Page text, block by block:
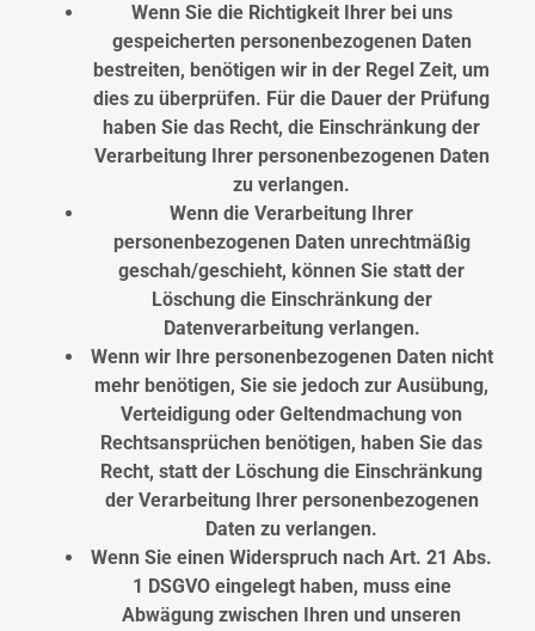
Wenn Sie die Richtigkeit Ihrer bei uns
gespeicherten personenbezogenen Daten
bestreiten, benötigen wir in der Regel Zeit, um
dies zu überprüfen. Für die Dauer der Prüfung
haben Sie das Recht, die Einschränkung der
Verarbeitung Ihrer personenbezogenen Daten
zu verlangen.
Wenn die Verarbeitung Ihrer
personenbezogenen Daten unrechtmäßig
geschah/geschieht, können Sie statt der
Löschung die Einschränkung der
Datenverarbeitung verlangen.
Wenn wir Ihre personenbezogenen Daten nicht
mehr benötigen, Sie sie jedoch zur Ausübung,
Verteidigung oder Geltendmachung von
Rechtsansprüchen benötigen, haben Sie das
Recht, statt der Löschung die Einschränkung
der Verarbeitung Ihrer personenbezogenen
Daten zu verlangen.
Wenn Sie einen Widerspruch nach Art. 21 Abs.
1 DSGVO eingelegt haben, muss eine
Abwägung zwischen Ihren und unseren